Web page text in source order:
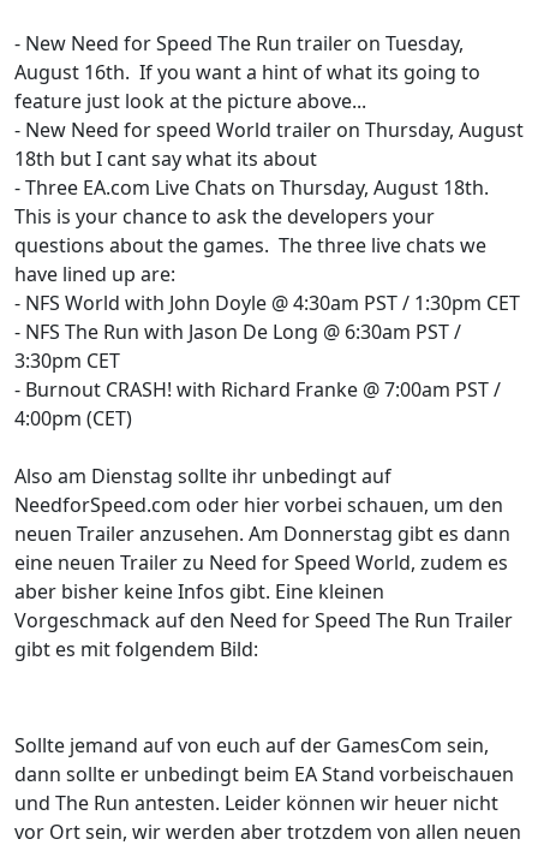
- New Need for Speed The Run trailer on Tuesday,
August 16th. If you want a hint of what its going to
feature just look at the picture above...
- New Need for speed World trailer on Thursday, August
18th but I cant say what its about
- Three EA.com Live Chats on Thursday, August 18th.
This is your chance to ask the developers your
questions about the games. The three live chats we
have lined up are:
- NFS World with John Doyle @ 4:30am PST / 1:30pm CET
- NFS The Run with Jason De Long @ 6:30am PST /
3:30pm CET
- Burnout CRASH! with Richard Franke @ 7:00am PST /
4:00pm (CET)
Also am Dienstag sollte ihr unbedingt auf
NeedforSpeed.com oder hier vorbei schauen, um den
neuen Trailer anzusehen. Am Donnerstag gibt es dann
eine neuen Trailer zu Need for Speed World, zudem es
aber bisher keine Infos gibt. Eine kleinen
Vorgeschmack auf den Need for Speed The Run Trailer
gibt es mit folgendem Bild:
Sollte jemand auf von euch auf der GamesCom sein,
dann sollte er unbedingt beim EA Stand vorbeischauen
und The Run antesten. Leider können wir heuer nicht
vor Ort sein, wir werden aber trotzdem von allen neuen